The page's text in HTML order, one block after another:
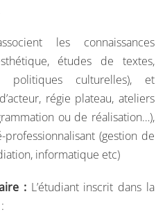
les connaissances
études de textes,
politiques culturelles), et
régie plateau, ateliers
ou de réalisation…),
(gestion de
informatique etc)
: L’étudiant inscrit dans la